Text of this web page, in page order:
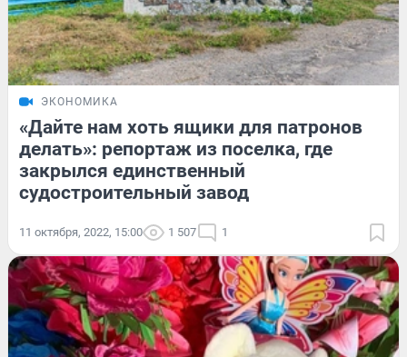
ЭКОНОМИКА
«Дайте нам хоть ящики для патронов
делать»: репортаж из поселка, где
закрылся единственный
судостроительный завод
11 октября, 2022, 15:00 1 507 1